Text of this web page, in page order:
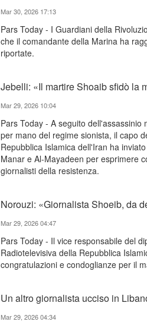
Mar 30, 2026 17:13
Pars Today - I Guardiani della
che il comandante della Marina ha
riportate.
Jebelli: «Il martire Shoaib sfidò la
Mar 29, 2026 10:04
Pars Today - A seguito
per mano del regime sionista, il capo
Repubblica Islamica dell'Iran ha
Manar e Al-Mayadeen per esprimere
giornalisti della resistenza.
Norouzi: «Giornalista Shoeib, da
Mar 29, 2026 04:47
Pars Today - Il vice responsabile del
Radiotelevisiva della Repubblica
congratulazioni e condoglianze per il
Un altro giornalista ucciso in
Mar 29, 2026 04:34